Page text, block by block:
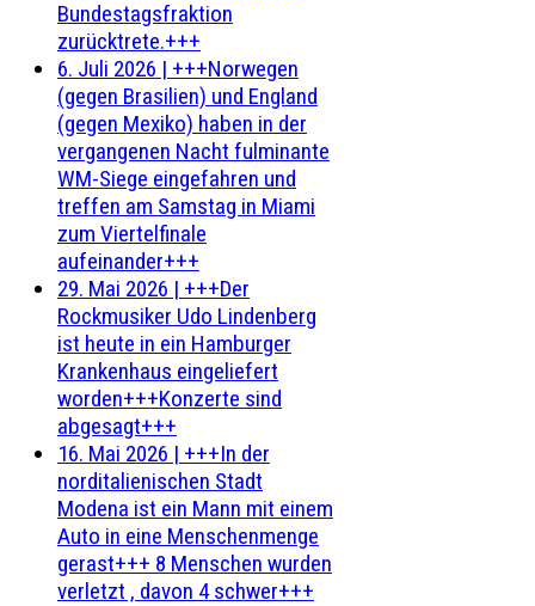
Bundestagsfraktion
zurücktrete.+++
6. Juli 2026 | +++Norwegen
(gegen Brasilien) und England
(gegen Mexiko) haben in der
vergangenen Nacht fulminante
WM-Siege eingefahren und
treffen am Samstag in Miami
zum Viertelfinale
aufeinander+++
29. Mai 2026 | +++Der
Rockmusiker Udo Lindenberg
ist heute in ein Hamburger
Krankenhaus eingeliefert
worden+++Konzerte sind
abgesagt+++
16. Mai 2026 | +++In der
norditalienischen Stadt
Modena ist ein Mann mit einem
Auto in eine Menschenmenge
gerast+++ 8 Menschen wurden
verletzt , davon 4 schwer+++